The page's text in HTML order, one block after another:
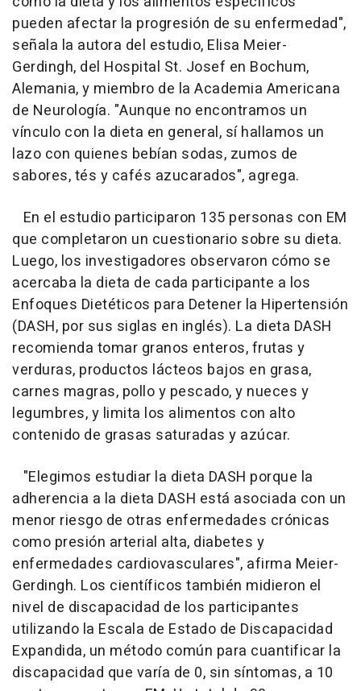
pueden afectar la progresión de su enfermedad",
señala la autora del estudio, Elisa Meier-
Gerdingh, del Hospital St. Josef en Bochum,
Alemania, y miembro de la Academia Americana
de Neurología. "Aunque no encontramos un
vínculo con la dieta en general, sí hallamos un
lazo con quienes bebían sodas, zumos de
sabores, tés y cafés azucarados", agrega.
En el estudio participaron 135 personas con EM
que completaron un cuestionario sobre su dieta.
Luego, los investigadores observaron cómo se
acercaba la dieta de cada participante a los
Enfoques Dietéticos para Detener la Hipertensión
(DASH, por sus siglas en inglés). La dieta DASH
recomienda tomar granos enteros, frutas y
verduras, productos lácteos bajos en grasa,
carnes magras, pollo y pescado, y nueces y
legumbres, y limita los alimentos con alto
contenido de grasas saturadas y azúcar.
"Elegimos estudiar la dieta DASH porque la
adherencia a la dieta DASH está asociada con un
menor riesgo de otras enfermedades crónicas
como presión arterial alta, diabetes y
enfermedades cardiovasculares", afirma Meier-
Gerdingh. Los científicos también midieron el
nivel de discapacidad de los participantes
utilizando la Escala de Estado de Discapacidad
Expandida, un método común para cuantificar la
discapacidad que varía de 0, sin síntomas, a 10